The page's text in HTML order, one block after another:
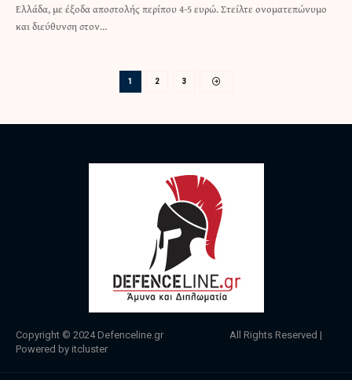
Ελλάδα, με έξοδα αποστολής περίπου 4-5 ευρώ. Στείλτε ονοματεπώνυμο
και διεύθυνση στον…
1 2 3
Copyright © 2024 Defenceline.gr All Rights Reserved |
Powered by itcluster